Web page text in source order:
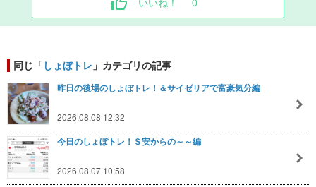
いいね！ 0
同じ「しょぼトレ 」カテゴリの記事
昨日の後場のしょぼトレ！＆サイゼリアで富豪気分編
2026.08.08 12:32
今日のしょぼトレ！Ｓ安からの～～編
2026.08.07 10:58